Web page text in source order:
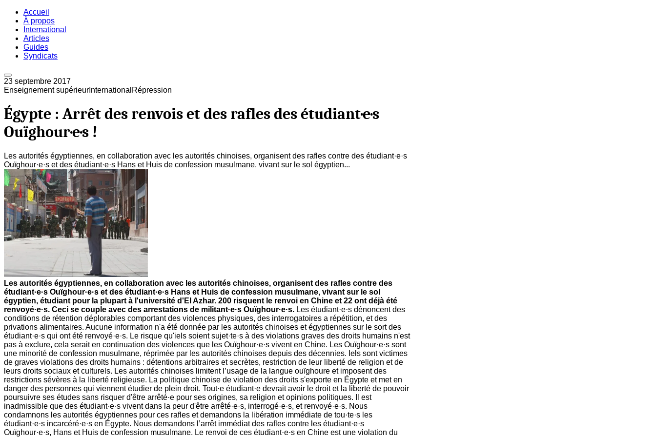
Accueil
À propos
International
Articles
Guides
Syndicats
23 septembre 2017
Enseignement supérieur International Répression
Égypte : Arrêt des renvois et des rafles des étudiant·e·s
Ouïghour·e·s !
Les autorités égyptiennes, en collaboration avec les autorités chinoises, organisent des rafles contre des étudiant·e·s
Ouïghour·e·s et des étudiant·e·s Hans et Huis de confession musulmane, vivant sur le sol égyptien...
Les autorités égyptiennes, en collaboration avec les autorités chinoises, organisent des rafles contre des
étudiant·e·s Ouïghour·e·s et des étudiant·e·s Hans et Huis de confession musulmane, vivant sur le sol
égyptien, étudiant pour la plupart à l'université d'El Azhar. 200 risquent le renvoi en Chine et 22 ont déjà été
renvoyé·e·s. Ceci se couple avec des arrestations de militant·e·s Ouïghour·e·s. Les étudiant·e·s dénoncent des
conditions de rétention déplorables comportant des violences physiques, des interrogatoires a répétition, et des
privations alimentaires. Aucune information n'a été donnée par les autorités chinoises et égyptiennes sur le sort des
étudiant·e·s qui ont été renvoyé·e·s. Le risque qu'iels soient sujet·te·s à des violations graves des droits humains n'est
pas à exclure, cela serait en continuation des violences que les Ouïghour·e·s vivent en Chine. Les Ouïghour·e·s sont
une minorité de confession musulmane, réprimée par les autorités chinoises depuis des décennies. Iels sont victimes
de graves violations des droits humains : détentions arbitraires et secrètes, restriction de leur liberté de religion et de
leurs droits sociaux et culturels. Les autorités chinoises limitent l’usage de la langue ouïghoure et imposent des
restrictions sévères à la liberté religieuse. La politique chinoise de violation des droits s'exporte en Égypte et met en
danger des personnes qui viennent étudier de plein droit. Tout·e étudiant·e devrait avoir le droit et la liberté de pouvoir
poursuivre ses études sans risquer d'être arrêté·e pour ses origines, sa religion et opinions politiques. Il est
inadmissible que des étudiant·e·s vivent dans la peur d'être arrêté·e·s, interrogé·e·s, et renvoyé·e·s. Nous
condamnons les autorités égyptiennes pour ces rafles et demandons la libération immédiate de tou·te·s les
étudiant·e·s incarcéré·e·s en Égypte. Nous demandons l’arrêt immédiat des rafles contre les étudiant·e·s
Ouïghour·e·s, Hans et Huis de confession musulmane. Le renvoi de ces étudiant·e·s en Chine est une violation du